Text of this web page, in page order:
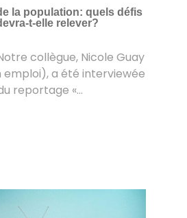
la population: quels défis
t-elle relever?
collègue, Nicole Guay
emploi), a été interviewée
reportage «...